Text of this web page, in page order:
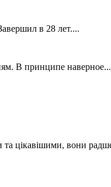
в 28 лет....
В принципе наверное...
та цікавішими, вони